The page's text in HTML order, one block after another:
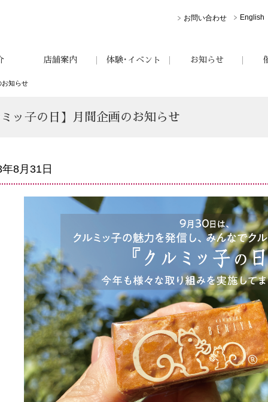
お問い合わせ English
店舗案内 体験･イベント お知らせ
お知らせ
ッ子の日】月間企画のお知らせ
8月31日